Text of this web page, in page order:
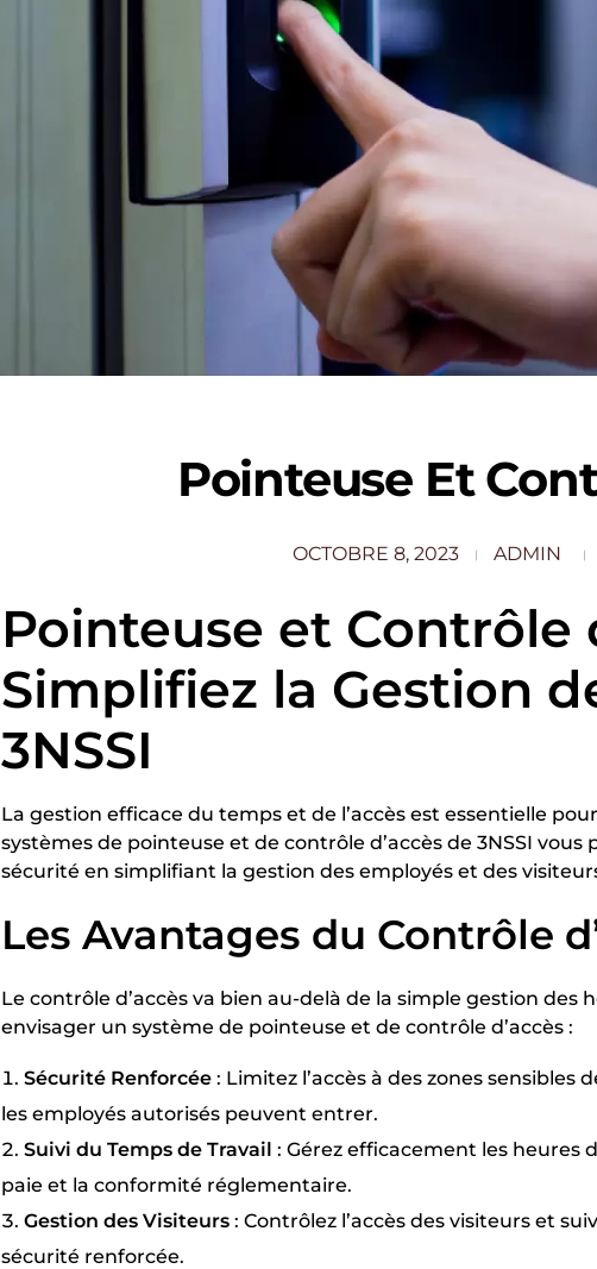
Pointeuse Et
OCTOBRE 8, 2023 ADMIN
Pointeuse et Contrôle
Simplifiez la Gestion
3NSSI
La gestion efficace du temps et de l’accès est essentielle
systèmes de pointeuse et de contrôle d’accès de 3NSSI
sécurité en simplifiant la gestion des employés et des
Les Avantages du Contrôle
Le contrôle d’accès va bien au-delà de la simple gestion des
envisager un système de pointeuse et de contrôle d’accès :
Sécurité Renforcée : Limitez l’accès à des zones
les employés autorisés peuvent entrer.
Suivi du Temps de Travail : Gérez efficacement les heures
paie et la conformité réglementaire.
Gestion des Visiteurs : Contrôlez l’accès des visiteurs et
sécurité renforcée.